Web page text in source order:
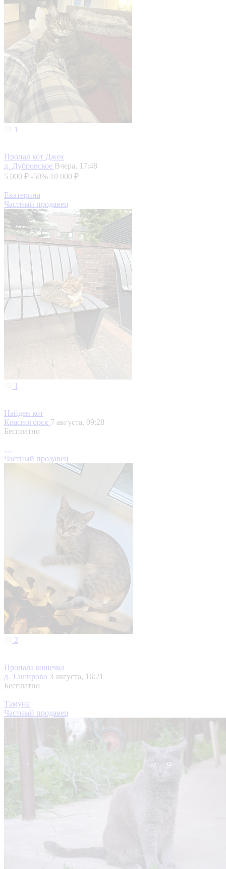
1
Пропал кот Джек
д. Дубровское Вчера, 17:48
5 000 ₽ -50% 10 000 ₽
Екатерина
Частный продавец
1
Найден кот
Красногорск 7 августа, 09:28
Бесплатно
…
Частный продавец
2
Пропала кошечка
д. Таширово 3 августа, 16:21
Бесплатно
Тамуна
Частный продавец